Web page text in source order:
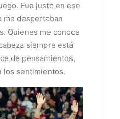
Fue justo en ese
me despertaban
Quienes me conoce
siempre está
de pensamientos,
los sentimientos.